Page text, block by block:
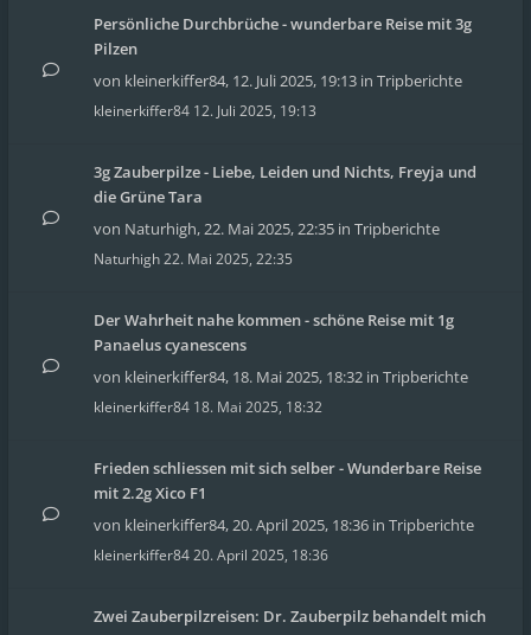
Persönliche Durchbrüche - wunderbare Reise mit 3g
Pilzen
von kleinerkiffer84, 12. Juli 2025, 19:13 in Tripberichte
kleinerkiffer84 12. Juli 2025, 19:13
3g Zauberpilze - Liebe, Leiden und Nichts, Freyja und
die Grüne Tara
von Naturhigh,22. Mai 2025, 22:35 in Tripberichte
Naturhigh22. Mai 2025, 22:35
Der Wahrheit nahe kommen - schöne Reise mit 1g
Panaelus cyanescens
von kleinerkiffer84, 18. Mai 2025, 18:32 in Tripberichte
kleinerkiffer84 18. Mai 2025, 18:32
Frieden schliessen mit sich selber - Wunderbare Reise
mit 2.2g Xico F1
von kleinerkiffer84,20. April 2025, 18:36 in Tripberichte
kleinerkiffer8420. April 2025, 18:36
Zwei Zauberpilzreisen: Dr. Zauberpilz behandelt mich